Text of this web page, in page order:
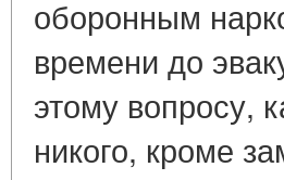
оборонным
времени до
этому вопросу,
никого, кроме